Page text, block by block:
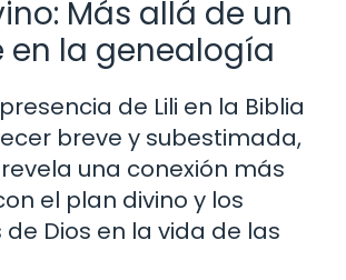
Más allá de un
en la genealogía
de Lili en la Biblia
breve y subestimada,
una conexión más
el plan divino y los
Dios en la vida de las